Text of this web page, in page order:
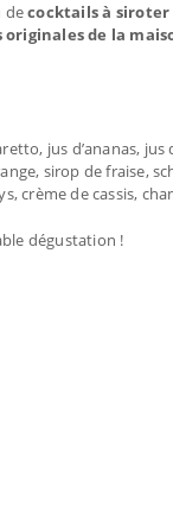
decocktails à siroter
de la
jus d’ananas, jus
sirop de fraise,
crème de cassis,
dégustation !